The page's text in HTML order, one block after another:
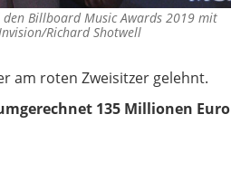
den Billboard Music Awards 2019 mit
Richard Shotwell
am roten Zweisitzer gelehnt.
135 Millionen Euro